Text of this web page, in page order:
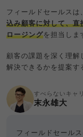
フィールドセールスは
込み顧客に対して、直
ロージングを担当しま
顧客の課題を深く理解
解決できるかを提案す
すべらないキャ
末永雄大
フィールドセール